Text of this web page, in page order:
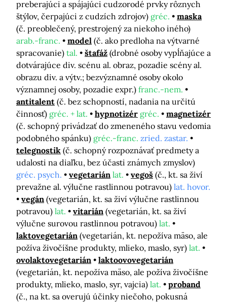
preberajúci a spájajúci cudzorodé prvky rôznych
štýlov, čerpajúci z cudzích zdrojov) gréc.
maska
(č. preoblečený, prestrojený za niekoho iného)
arab.-franc.
model (č. ako predloha na výtvarné
spracovanie) tal. štafáž (drobné osoby vypĺňajúce a
dotvárajúce div. scénu al. obraz, pozadie scény al.
obrazu div. a výtv.; bezvýznamné osoby okolo
významnej osoby, pozadie expr.) franc.-nem.
antitalent (č. bez schopností, nadania na určitú
činnosť) gréc. + lat. hypnotizér gréc.
magnetizér
(č. schopný privádzať do zmeneného stavu vedomia
podobného spánku) gréc.-franc. zried. zastar.
telegnostik (č. schopný rozpoznávať predmety a
udalosti na diaľku, bez účasti známych zmyslov)
gréc. psych.
vegetarián lat. vegoš (č., kt. sa živí
prevažne al. výlučne rastlinnou potravou) lat. hovor.
vegán (vegetarián, kt. sa živí výlučne rastlinnou
potravou) lat. vitarián (vegetarián, kt. sa živí
výlučne surovou rastlinnou potravou) lat.
laktovegetarián (vegetarián, kt. nepožíva mäso, ale
požíva živočíšne produkty, mlieko, maslo, syr) lat.
ovolaktovegetarián
laktoovovegetarián
(vegetarián, kt. nepožíva mäso, ale požíva živočíšne
produkty, mlieko, maslo, syr, vajcia) lat.
proband
(č., na kt. sa overujú účinky niečoho, pokusná